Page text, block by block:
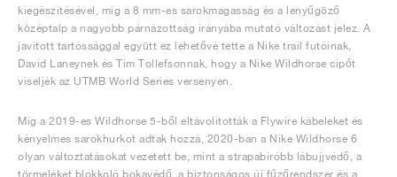
kiegészítésével, míg a 8 mm-es sarokmagasság és a lenyűgöző
középtalp a nagyobb párnázottság irányába mutató változást jelez. A
javított tartóssággal együtt ez lehetővé tette a Nike trail futóinak,
David Laneynek és Tim Tollefsonnak, hogy a Nike Wildhorse cipőt
viseljék az UTMB World Series versenyen.
Míg a 2019-es Wildhorse 5-ből eltávolították a Flywire kábeleket és
kényelmes sarokhurkot adtak hozzá, 2020-ban a Nike Wildhorse 6
olyan változtatásokat vezetett be, mint a strapabíróbb lábujjvédő, a
törmeléket blokkoló bokavédő, a biztonságos új fűzőrendszer és a